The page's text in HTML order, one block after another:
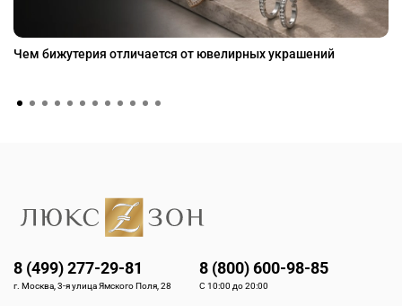
Чем бижутерия отличается от ювелирных украшений
8 (499) 277-29-81
г. Москва, 3-я улица Ямского Поля, 28
8 (800) 600-98-85
С 10:00 до 20:00